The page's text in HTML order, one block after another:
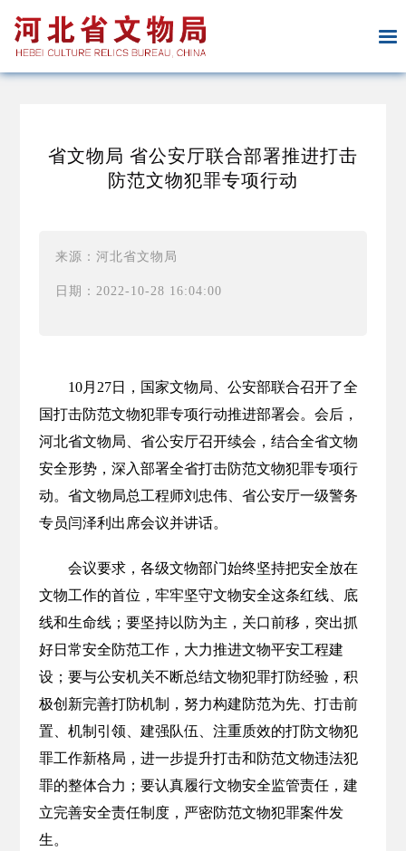
省文物局 省公安厅联合部署推进打击
防范文物犯罪专项行动
来源：河北省文物局
日期：2022-10-28 16:04:00
10月27日，国家文物局、公安部联合召开了全
国打击防范文物犯罪专项行动推进部署会。会后，
河北省文物局、省公安厅召开续会，结合全省文物
安全形势，深入部署全省打击防范文物犯罪专项行
动。省文物局总工程师刘忠伟、省公安厅一级警务
专员闫泽利出席会议并讲话。
会议要求，各级文物部门始终坚持把安全放在
文物工作的首位，牢牢坚守文物安全这条红线、底
线和生命线；要坚持以防为主，关口前移，突出抓
好日常安全防范工作，大力推进文物平安工程建
设；要与公安机关不断总结文物犯罪打防经验，积
极创新完善打防机制，努力构建防范为先、打击前
置、机制引领、建强队伍、注重质效的打防文物犯
罪工作新格局，进一步提升打击和防范文物违法犯
罪的整体合力；要认真履行文物安全监管责任，建
立完善安全责任制度，严密防范文物犯罪案件发
生。